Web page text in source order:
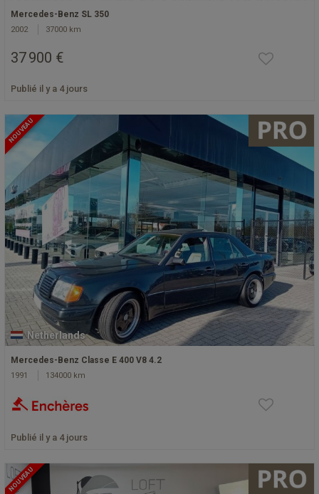
Mercedes-Benz SL 350
2002 37000 km
37 900 €
Publié il y a 4 jours
NOUVEAU
Netherlands
Mercedes-Benz Classe E 400 V8 4.2
1991 134000 km
Publié il y a 4 jours
NOUVEAU